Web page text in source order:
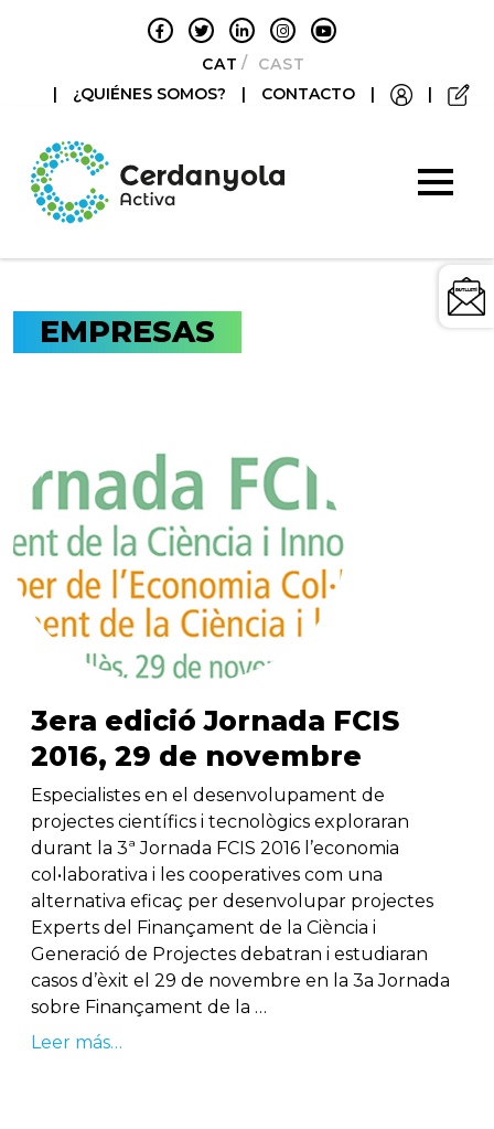
CATALÀCASTELLANO
|
¿QUIÉNES SOMOS? | CONTACTO | |
EMPRESAS
3era edició Jornada FCIS
2016, 29 de novembre
Especialistes en el desenvolupament de
projectes científics i tecnològics exploraran
durant la 3ª Jornada FCIS 2016 l’economia
col•laborativa i les cooperatives com una
alternativa eficaç per desenvolupar projectes
Experts del Finançament de la Ciència i
Generació de Projectes debatran i estudiaran
casos d’èxit el 29 de novembre en la 3a Jornada
sobre Finançament de la …
Leer más…